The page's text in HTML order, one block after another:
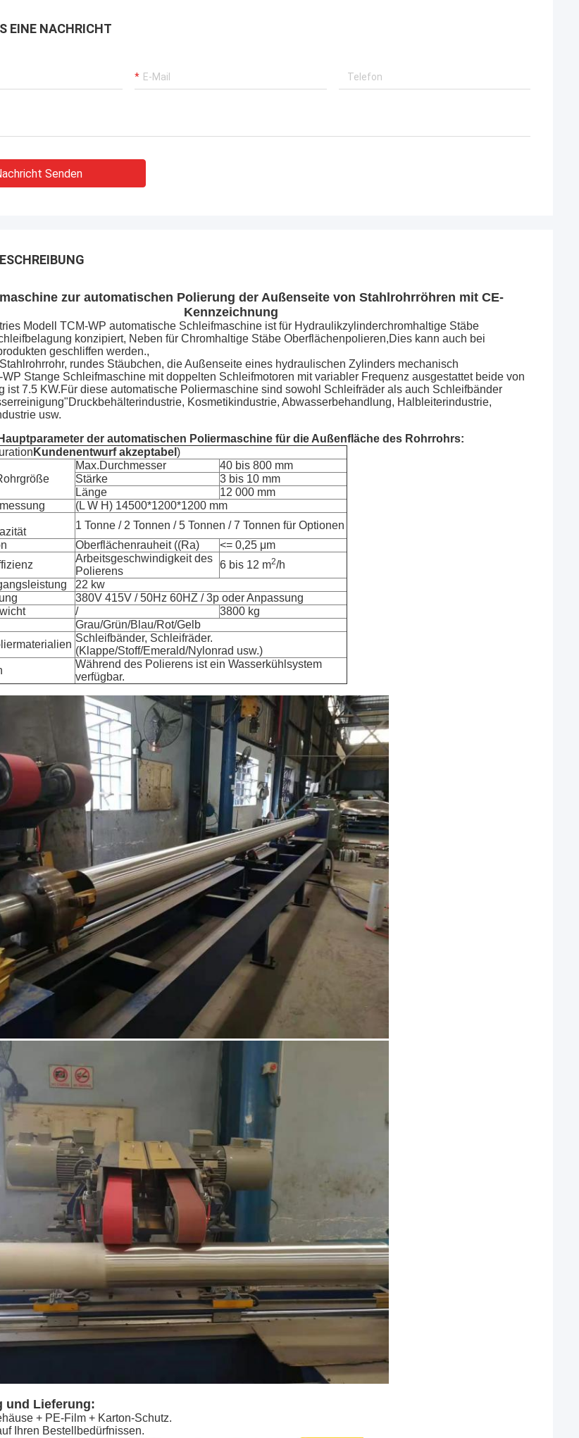
EINE NACHRICHT
Senden
zur automatischen Polierung der Außenseite von Stahlrohrröhren mit CE-
Kennzeichnung
Modell TCM-WP automatische Schleifmaschine ist für Hydraulikzylinderchromhaltige Stäbe
konzipiert, Neben für Chromhaltige Stäbe Oberflächenpolieren,Dies kann auch bei
geschliffen werden.,
rundes Stäubchen, die Außenseite eines hydraulischen Zylinders mechanisch
Stange Schleifmaschine mit doppelten Schleifmotoren mit variabler Frequenz ausgestattet beide von
ist 7.5 KW.Für diese automatische Poliermaschine sind sowohl Schleifräder als auch Schleifbänder
Kosmetikindustrie, Abwasserbehandlung, Halbleiterindustrie,
usw.
Hauptparameter der automatischen Poliermaschine für die Außenfläche des Rohrrohrs:
Kundenentwurf akzeptabel )
Max.Durchmesser
40 bis 800 mm
Stärke
3 bis 10 mm
Länge
12 000 mm
(L W H) 14500*1200*1200 mm
1 Tonne / 2 Tonnen / 5 Tonnen / 7 Tonnen für Optionen
Oberflächenrauheit ((Ra)
<= 0,25 μm
Arbeitsgeschwindigkeit des
Polierens
6 bis 12 m2/h
22 kw
380V 415V / 50Hz 60HZ / 3p oder Anpassung
/
3800 kg
Grau/Grün/Blau/Rot/Gelb
Schleifbänder, Schleifräder.
(Klappe/Stoff/Emerald/Nylonrad usw.)
Während des Polierens ist ein Wasserkühlsystem
verfügbar.
und Lieferung:
+ PE-Film + Karton-Schutz.
Ihren Bestellbedürfnissen.